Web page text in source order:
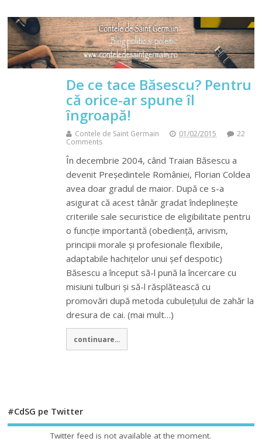
De ce tace Băsescu? Pentru
că orice-ar spune îl
îngroapă!
Contele de Saint Germain 01/02/2015
22
Comments
În decembrie 2004, când Traian Băsescu a
devenit Președintele României, Florian Coldea
avea doar gradul de maior. După ce s-a
asigurat că acest tânăr gradat îndeplinește
criteriile sale securistice de eligibilitate pentru
o funcție importantă (obediență, arivism,
principii morale și profesionale flexibile,
adaptabile hachițelor unui șef despotic)
Băsescu a început să-l pună la încercare cu
misiuni tulburi și să-l răsplătească cu
promovări după metoda cubulețului de zahăr la
dresura de cai. (mai mult…)
continuare...
#CdSG pe Twitter
Twitter feed is not available at the moment.